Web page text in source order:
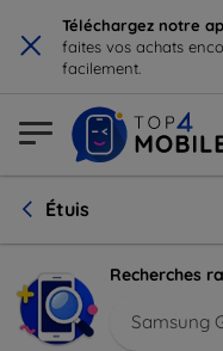
× Téléchargez notre
faites vos achats
facilement.
Étuis
Recherches
Samsung